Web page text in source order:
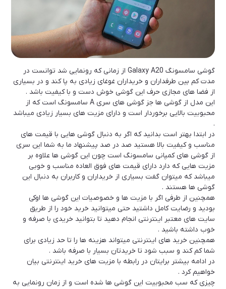
گوشی سامسونگ Galaxy A20 از زمانی که رونمایی شد توانست در
مدت کم بین طرفداران و خریداران غوغای زیادی به پا کند و در بسیاری
از فضا های مجازی حرف این گوشی خوش دست و با کیفیت باشد .
این مدل از گوشی ها جز گوشی های سری A سامسونگ است که از
محبوبیت بالایی برخوردار است و دارای مزیت های بسیار زیادی میباشد
.
در ابتدا بهتر است بدانید که اگر به دنبال گوشی هایی با قیمت های
مناسب و کیفیت بالا هستید صد در صد پیشنهاد ما به شما این سری
از گوشی های کمپانی سامسونگ است چون این گوشی ها علاوه بر
مزیت هایی که دارد دارای قیمت های فوق العاده مناسب و خوبی
میباشد که میتوان گفت بسیاری از خریداران و کاربران به دنبال این
گوشی ها هستند .
همچنین از طرفی اگر با مزیت ها و خصوصیات این گوشی ها اوکی
بودید و رضایت کامل داشتید حتی میتوانید خرید خود را از طریق
سایت های معتبر اینترنتی انجام دهید تا بتوانید خریدی با صرفه و
خوب داشته باشید .
همچنین خرید های اینترنتی میتواند هزینه ها را تا حد زیادی برای
شما کم کند و سبب شود تا خریدتان بسیار با صرفه باشد .
در ادامه بیشتر برایتان در رابطه با مزیت های خرید اینترنتی بیان
خواهیم کرد .
چیزی که سب محبوبیت این گوشی ها شده است و از زمان رونمایی به